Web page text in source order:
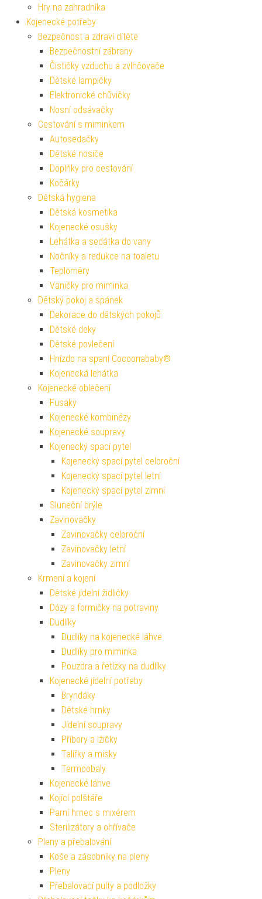
Hry na zahradníka
Kojenecké potřeby
Bezpečnost a zdraví dítěte
Bezpečnostní zábrany
Čističky vzduchu a zvlhčovače
Dětské lampičky
Elektronické chůvičky
Nosní odsávačky
Cestování s miminkem
Autosedačky
Dětské nosiče
Doplňky pro cestování
Kočárky
Dětská hygiena
Dětská kosmetika
Kojenecké osušky
Lehátka a sedátka do vany
Nočníky a redukce na toaletu
Teploměry
Vaničky pro miminka
Dětský pokoj a spánek
Dekorace do dětských pokojů
Dětské deky
Dětské povlečení
Hnízdo na spaní Cocoonababy®
Kojenecká lehátka
Kojenecké oblečení
Fusaky
Kojenecké kombinézy
Kojenecké soupravy
Kojenecký spací pytel
Kojenecký spací pytel celoroční
Kojenecký spací pytel letní
Kojenecký spací pytel zimní
Sluneční brýle
Zavinovačky
Zavinovačky celoroční
Zavinovačky letní
Zavinovačky zimní
Krmení a kojení
Dětské jídelní židličky
Dózy a formičky na potraviny
Dudlíky
Dudlíky na kojenecké láhve
Dudlíky pro miminka
Pouzdra a řetízky na dudlíky
Kojenecké jídelní potřeby
Bryndáky
Dětské hrnky
Jídelní soupravy
Příbory a lžičky
Talířky a misky
Termoobaly
Kojenecké láhve
Kojící polštáře
Parní hrnec s mixérem
Sterilizátory a ohřívače
Pleny a přebalování
Koše a zásobníky na pleny
Pleny
Přebalovací pulty a podložky